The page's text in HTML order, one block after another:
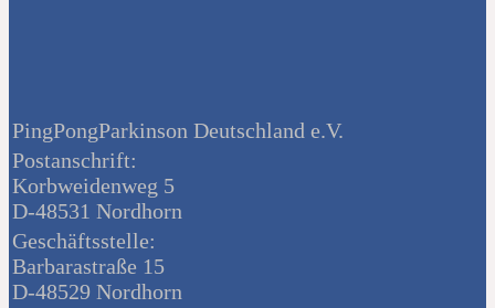
PingPongParkinson Deutschland e.V.
Postanschrift:
Korbweidenweg 5
D-48531 Nordhorn
Geschäftsstelle:
Barbarastraße 15
D-48529 Nordhorn